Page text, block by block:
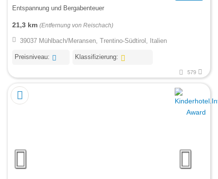
Entspannung und Bergabenteuer
21,3 km (Entfernung von Reischach)
39037 Mühlbach/Meransen, Trentino-Südtirol, Italien
Preisniveau: Klassifizierung:
579